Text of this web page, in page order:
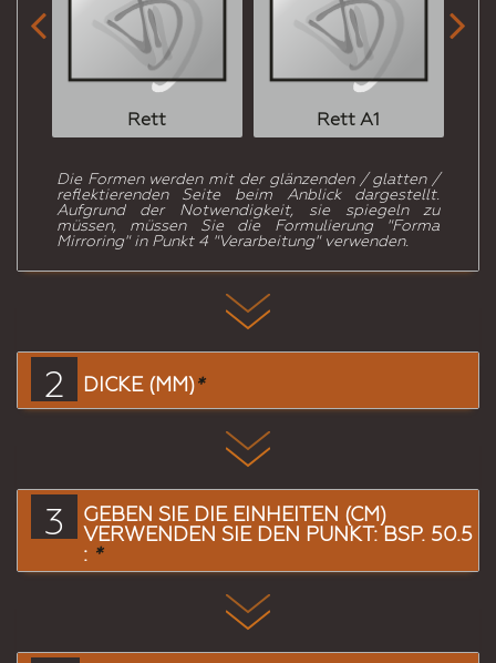
Rett Rett A1
 
Die Formen werden mit der glänzenden / glatten /
reflektierenden Seite beim Anblick dargestellt.
Aufgrund der Notwendigkeit, sie spiegeln zu
müssen, müssen Sie die Formulierung "Forma
Mirroring" in Punkt 4 "Verarbeitung" verwenden.
2 DICKE (MM)*
3
GEBEN SIE DIE EINHEITEN (CM)
VERWENDEN SIE DEN PUNKT: BSP. 50.5
: *